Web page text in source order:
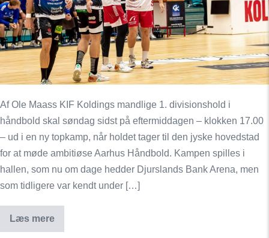
KIF
Kolding
Af Ole Maass KIF Koldings mandlige 1. divisionshold i
håndbold skal søndag sidst på eftermiddagen – klokken 17.00
– ud i en ny topkamp, når holdet tager til den jyske hovedstad
for at møde ambitiøse Aarhus Håndbold. Kampen spilles i
hallen, som nu om dage hedder Djurslands Bank Arena, men
som tidligere var kendt under […]
Læs mere
En
ny